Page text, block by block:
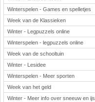
Winterspelen - Games en spelletjes
Week van de Klassieken
Winter - Legpuzzels online
Winterspelen - legpuzzels online
Week van de schooltuin
Winter - Lesidee
Winterspelen - Meer sporten
Week van het geld
Winter - Meer info over sneeuw en ijs